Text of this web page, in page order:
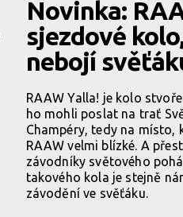
Novinka:
sjezdové
nebojí
RAAW Yalla! je kolo
ho mohli poslat na trať
Champéry, tedy na místo,
RAAW velmi blízké. A
závodníky světového
takového kola je stejně
závodění ve svěťáku.